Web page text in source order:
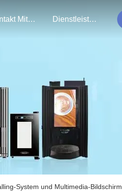
Kontakt Mit Uns Dienstleistungen
System und Multimedia-Bildschirm